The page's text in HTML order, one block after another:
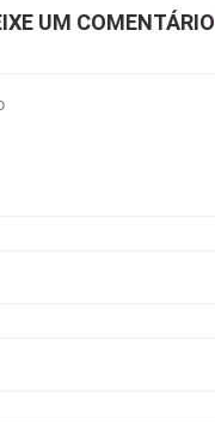
UM COMENTÁRIO